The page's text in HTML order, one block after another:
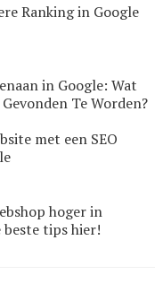
Ranking in Google
in Google: Wat
Te Worden?
met een SEO
hoger in
beste tips hier!